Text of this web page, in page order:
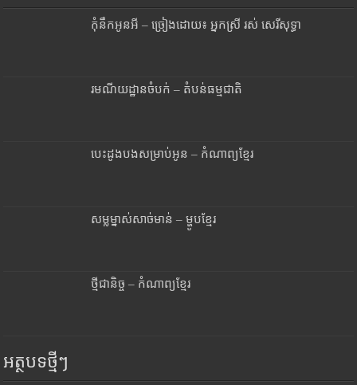
កុំនឹកអូនអី – ច្រៀងដោយ៖ អ្នកស្រី រស់ សេរីសុទ្ធា
រមណីយដ្ឋានចំបក់ – តំបន់ធម្មជាតិ
បេះដូងបងសម្រាប់អូន – កំណាព្យខ្មែរ
សម្លម្នាស់សាច់មាន់ – ម្ហូបខ្មែរ
ថ្មីជានិច្ច – កំណាព្យខ្មែរ
អត្ថបទថ្មីៗ